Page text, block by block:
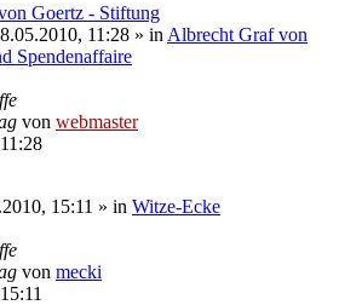
Goertz - Stiftung
11:28 » in Albrecht Graf von
Spendenaffaire
von webmaster
15:11 » in Witze-Ecke
von mecki